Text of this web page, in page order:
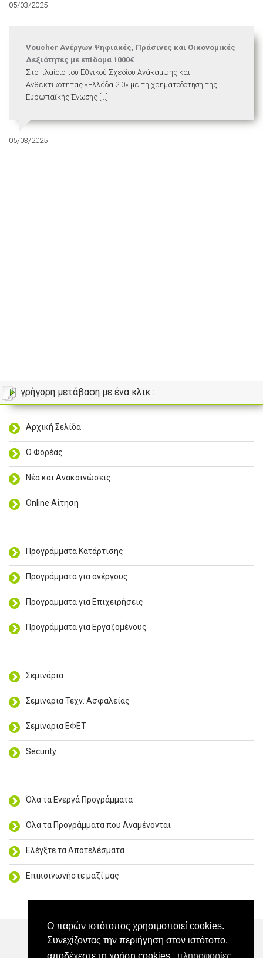
Ο παρών ιστότοπος χρησιμοποιεί cookies.
Συνεχίζοντας την περιήγηση στον ιστότοπο,
05/03/2025
Voucher Ανέργων Ψηφιακές, Πράσινες και Οικονομικές
Δεξιότητες με επίδομα 1000€
Στο πλαίσιο του Εθνικού Σχεδίου Ανάκαμψης και
Ανθεκτικότητας «Ελλάδα 2.0» με τη χρηματοδότηση της
Ευρωπαϊκής Ένωσης [...]
05/03/2025
γρήγορη μετάβαση με ένα κλικ :
Αρχική Σελίδα
Ο Φορέας
Νέα και Ανακοινώσεις
Online Αίτηση
Προγράμματα Κατάρτισης
Προγράμματα για ανέργους
Προγράμματα για Επιχειρήσεις
Προγράμματα για Εργαζομένους
Σεμινάρια
Σεμινάρια Τεχν. Ασφαλείας
Σεμινάρια ΕΦΕΤ
Security
Όλα τα Ενεργά Προγράμματα
Όλα τα Προγράμματα που Αναμένονται
Ελέγξτε τα Αποτελέσματα
Επικοινωνήστε μαζί μας
Επικοινωνία
Η διεύθυνσή μας
Βρείτε μας στο FΒ